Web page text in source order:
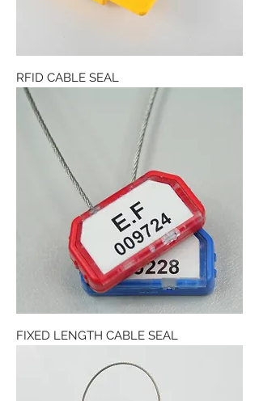
RFID CABLE SEAL
FIXED LENGTH CABLE SEAL